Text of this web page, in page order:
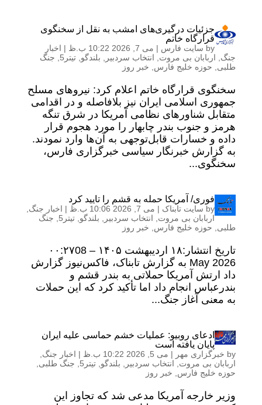
جزئیات درگیری‌های امشب به نقل از سخنگوی
قرارگاه خاتم
by سایت فارس | می 7, 2026 10:22 ب.ظ | اخبار
جنگ
اربابان بی مروت انتخاب سردبیر بلندگو تیتر5
جنگ
طلبی
حوزه خلیج فارس خبر روز
سخنگوی قرارگاه خاتم اعلام کرد: نیروهای مسلح
جمهوری اسلامی ایران نیز بلافاصله و در اقدامی
متقابل شناورهای نظامی آمریکا در شرق تنگه
هرمز و جنوب بندر چابهار را مورد هجوم قرار
داده و خسارات قابل‌توجهی به‌ آن‌ها وارد نمودند.
به گزارش خبرنگار سیاسی خبرگزاری فارس،
سخنگوی...
فوری/ آمریکا حمله به قشم را تایید کرد
by سایت تابناک | می 7, 2026 10:06 ب.ظ | اخبار جنگ
اربابان بی مروت
انتخاب سردبیر بلندگو تیتر5
جنگ
طلبی
حوزه خلیج فارس خبر روز
تاریخ انتشار:۱۸ ارديبهشت ۱۴۰۵ – ۰۰:۲۷08
May 2026 به گزارش تابناک، فاکس‌نیوز گزارش
داد ارتش آمریکا حملاتی به بندر قشم و
بندرعباس انجام داد اما تأکید کرد که این حملات
به معنی آغاز جنگ...
ادعای روبیو: عملیات خشم حماسی علیه ایران
پایان یافته است
by خبرگزاری مهر | می 5, 2026 10:22 ب.ظ | اخبار جنگ
اربابان بی مروت
انتخاب سردبیر بلندگو تیتر5 جنگ طلبی
حوزه خلیج فارس
خبر روز
وزیر خارجه آمریکا مدعی شد که تجاوز این